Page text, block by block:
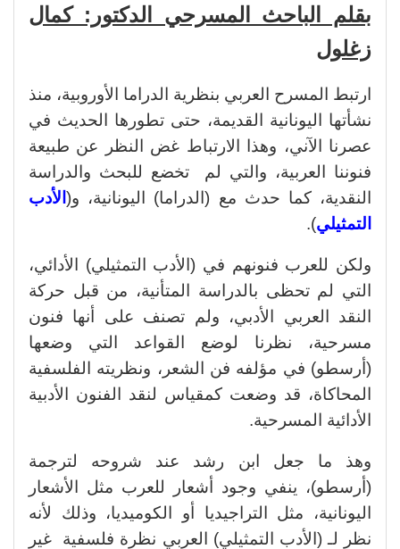
بقلم الباحث المسرحي الدكتور: كمال
زغلول
ارتبط المسرح العربي بنظرية الدراما الأوروبية، منذ
نشأتها اليونانية القديمة، حتى تطورها الحديث في
عصرنا الآني، وهذا الارتباط غض النظر عن طبيعة
فنوننا العربية، والتي لم تخضع للبحث والدراسة
النقدية، كما حدث مع (الدراما) اليونانية، و( الأدب
التمثيلي).
ولكن للعرب فنونهم في (الأدب التمثيلي) الأدائي،
التي لم تحظى بالدراسة المتأنية، من قبل حركة
النقد العربي الأدبي، ولم تصنف على أنها فنون
مسرحية، نظرنا لوضع القواعد التي وضعها
(أرسطو) في مؤلفه فن الشعر، ونظريته الفلسفية
المحاكاة، قد وضعت كمقياس لنقد الفنون الأدبية
الأدائية المسرحية.
وهذ ما جعل ابن رشد عند شروحه لترجمة
(أرسطو)، ينفي وجود أشعار للعرب مثل الأشعار
اليونانية، مثل التراجيديا أو الكوميديا، وذلك لأنه
نظر لـ (الأدب التمثيلي) العربي نظرة فلسفية غير